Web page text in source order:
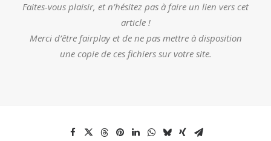
Faites-vous plaisir, et n’hésitez pas à faire un lien vers cet
article !
Merci d’être fairplay et de ne pas mettre à disposition
une copie de ces fichiers sur votre site.